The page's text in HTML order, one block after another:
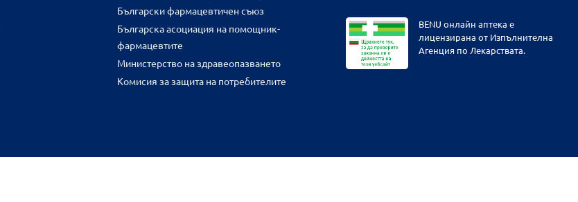
Български фармацевтичен съюз
Българска асоциация на помощник-
фармацевтите
Министерство на здравеопазването
Комисия за защита на потребителите
BENU онлайн аптека е
лицензирана от Изпълнителна
Агенция по Лекарствата.